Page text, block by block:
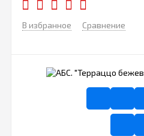
В избранное Сравнение